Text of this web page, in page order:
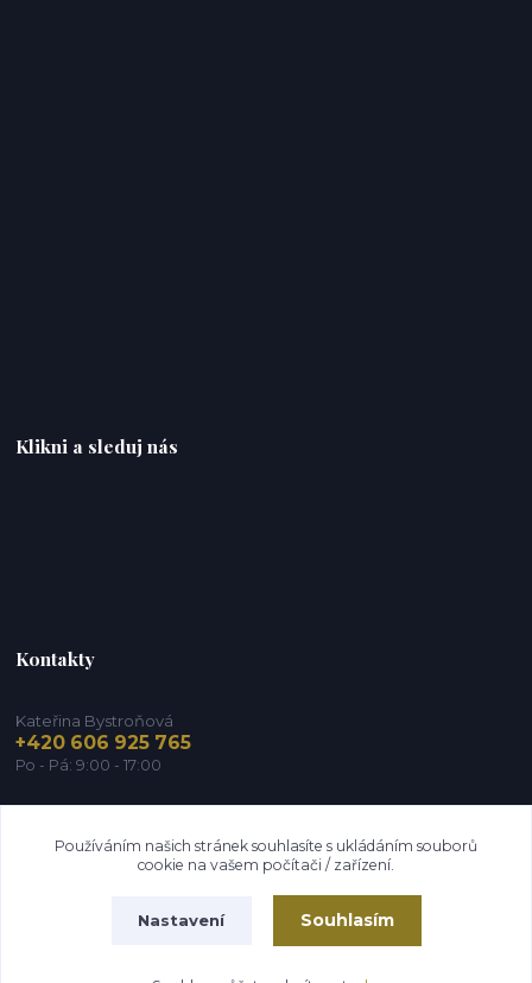
Klikni a sleduj nás
Kontakty
Kateřina Bystroňová
+420 606 925 765
Po - Pá: 9:00 - 17:00
Používáním našich stránek souhlasíte s ukládáním souborů
cookie na vašem počítači / zařízení.
Nastavení Souhlasím